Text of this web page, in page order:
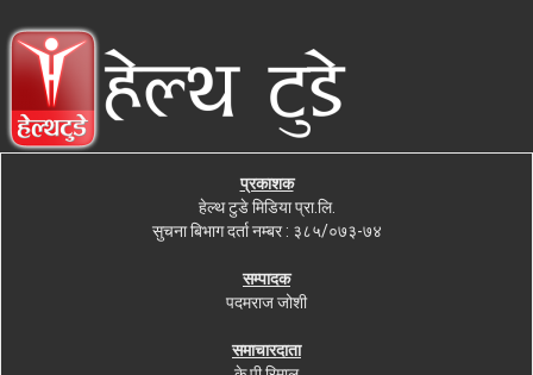
प्रकाशक
हेल्थ टुडे मिडिया प्रा.लि.
सुचना बिभाग दर्ता नम्बर : ३८५/०७३-७४
सम्पादक
पदमराज जोशी
समाचारदाता